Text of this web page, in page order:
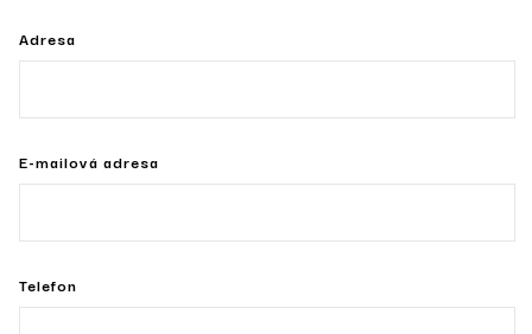
Adresa
E-mailová adresa
Telefon